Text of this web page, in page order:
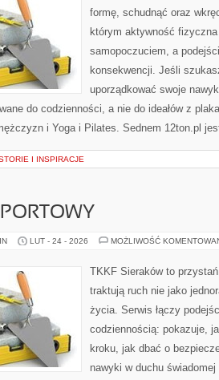
formę, schudnąć oraz
którym aktywność
samopoczuciem, a
konsekwencji. Jeśli
uporządkować swoje
do codzienności, a nie do ideałów z
i Yoga i Pilates. Sednem 12ton.pl
I INSPIRACJE
LUT - 24 - 2026 MOŻLIWOŚĆ
TKKF Sieraków to
traktują ruch nie jako
życia. Serwis łączy
codziennością: pokazuje,
kroku, jak dbać o
nawyki w duchu